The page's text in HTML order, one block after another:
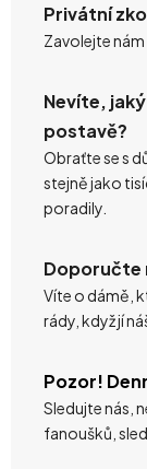
Privátní
Zavolejte
Nevíte,
postavě?
Obraťte se s
stejně jako
poradily.
Doporučte
Víte o dámě,
rády, když jí
Pozor!
Sledujte nás,
fanoušků,